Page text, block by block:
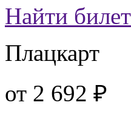
Найти билет
Плацкарт
от 2 692 ₽